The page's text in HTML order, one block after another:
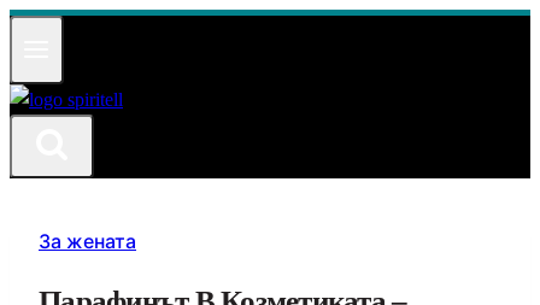
Към
За жената